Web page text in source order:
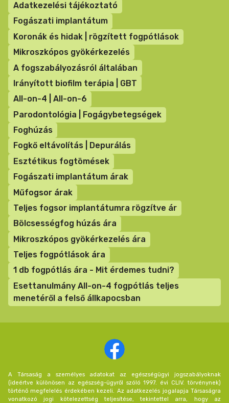
Adatkezelési tájékoztató
Fogászati implantátum
Koronák és hidak | rögzített fogpótlások
Mikroszkópos gyökérkezelés
A fogszabályozásról általában
Irányított biofilm terápia | GBT
All-on-4 | All-on-6
Parodontológia | Fogágybetegségek
Foghúzás
Fogkő eltávolítás | Depurálás
Esztétikus fogtömések
Fogászati implantátum árak
Műfogsor árak
Teljes fogsor implantátumra rögzítve ár
Bölcsességfog húzás ára
Mikroszkópos gyökérkezelés ára
Teljes fogpótlások ára
1 db fogpótlás ára - Mit érdemes tudni?
Esettanulmány All-on-4 fogpótlás teljes
menetéről a felső állkapocsban
A Társaság a személyes adatokat az egészségügyi jogszabályoknak
(ideértve különösen az egészség-ügyről szóló 1997. évi CLIV. törvénynek)
történő megfelelés érdekében kezeli. Az adatkezelés jogalapja Társaságra
vonatkozó jogi kötelezettség teljesítése, tekintettel arra, hogy az